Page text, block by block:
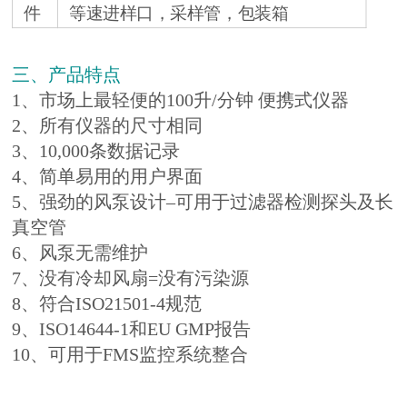
件
等速进样口，采样管，包装箱
三、产品特点
1、市场上最轻便的100升/分钟 便携式仪器
2、所有仪器的尺寸相同
3、10,000条数据记录
4、简单易用的用户界面
5、强劲的风泵设计–可用于过滤器检测探头及长
真空管
6、风泵无需维护
7、没有冷却风扇=没有污染源
8、符合ISO21501-4规范
9、ISO14644-1和EU GMP报告
10、可用于FMS监控系统整合